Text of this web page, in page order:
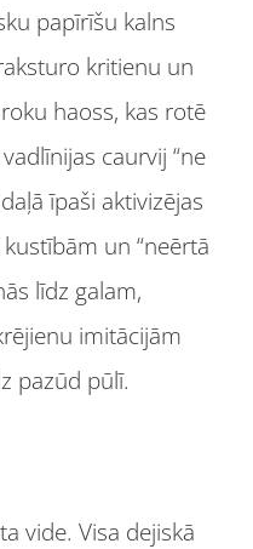
papīrīšu kalns
kritienu un
haoss, kas rotē
caurvij “ne
īpaši aktivizējas
un “neērtā
līdz galam,
imitācijām
pazūd pūlī.
vide. Visa dejiskā